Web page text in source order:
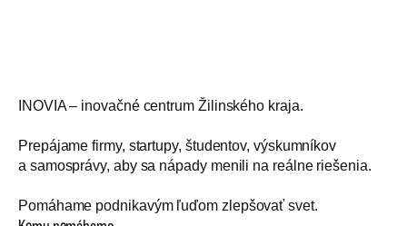
INOVIA – inovačné centrum Žilinského kraja.
Prepájame firmy, startupy, študentov, výskumníkov
a samosprávy, aby sa nápady menili na reálne riešenia.
Pomáhame podnikavým ľuďom zlepšovať svet.